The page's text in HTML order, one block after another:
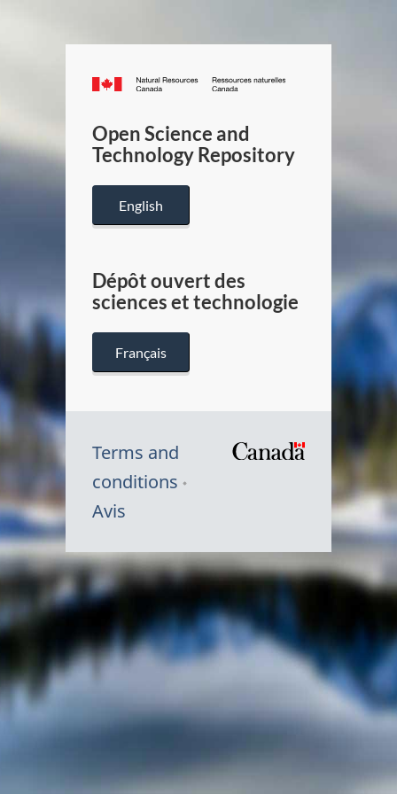
Canada.ca
/
Canada
Open Science and
Technology Repository
English
Dépôt ouvert des
sciences et technologie
Français
Terms and
conditions
Avis
Symbole
du
Canada